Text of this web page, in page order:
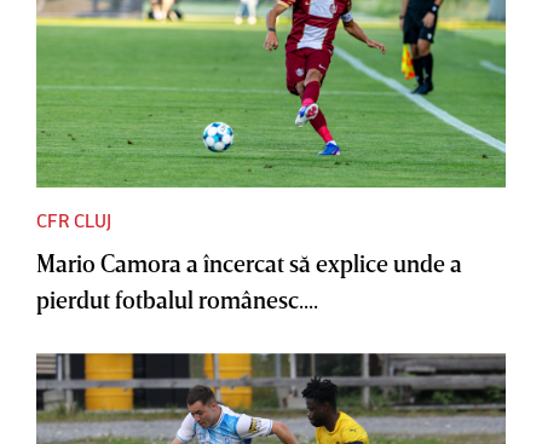
CFR CLUJ
Mario Camora a încercat să explice unde a
pierdut fotbalul românesc....